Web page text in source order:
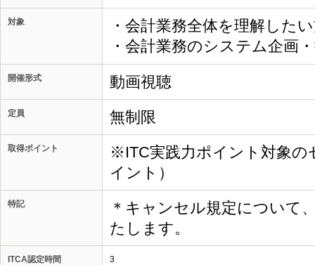
対象
・会計業務全体を理解した
・会計業務のシステム企画
開催形式 動画視聴
定員 無制限
取得ポイント
※ITC実践力ポイント対象の
イント）
特記
＊キャンセル規定について
たします。
ITCA認定時間 3